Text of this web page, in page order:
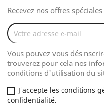
Recevez nos offres spéciales
Vous pouvez vous
trouverez pour cela nos
conditions d'utilisation du
J'accepte les conditions
confidentialité.